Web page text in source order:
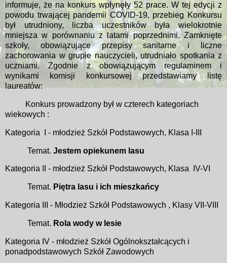
informuje, że na konkurs wpłynęły 52 prace. W tej edycji z
powodu trwającej pandemii COVID-19, przebieg Konkursu
był utrudniony, liczba uczestników była wielokrotnie
mniejsza w porównaniu z latami poprzednimi. Zamknięte
szkoły, obowiązujące przepisy sanitarne i liczne
zachorowania w grupie nauczycieli, utrudniało spotkania z
uczniami. Zgodnie z obowiązującym regulaminem i
wynikami komisji konkursowej przedstawiamy listę
laureatów:
Konkurs prowadzony był w czterech kategoriach
wiekowych :
Kategoria I - młodzież Szkół Podstawowych, Klasa I-III
Temat. Jestem opiekunem lasu
Kategoria II - młodzież Szkół Podstawowych, Klasa IV-VI
Temat. Piętra lasu i ich mieszkańcy
Kategoria III - Młodzież Szkół Podstawowych , Klasy VII-VIII
Temat. Rola wody w lesie
Kategoria IV - młodzież Szkół Ogólnokształcących i
ponadpodstawowych Szkół Zawodowych